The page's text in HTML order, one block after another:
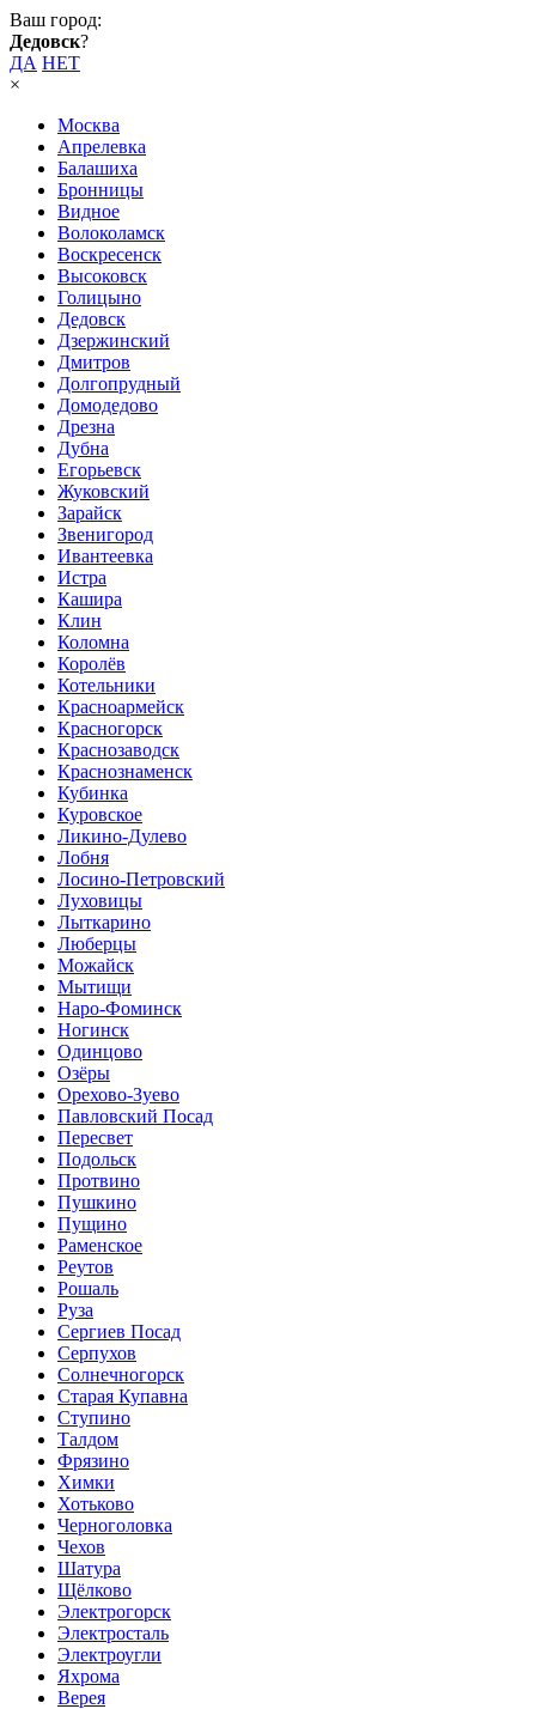
Ваш город:
Дедовск?
ДА НЕТ
×
Москва
Апрелевка
Балашиха
Бронницы
Видное
Волоколамск
Воскресенск
Высоковск
Голицыно
Дедовск
Дзержинский
Дмитров
Долгопрудный
Домодедово
Дрезна
Дубна
Егорьевск
Жуковский
Зарайск
Звенигород
Ивантеевка
Истра
Кашира
Клин
Коломна
Королёв
Котельники
Красноармейск
Красногорск
Краснозаводск
Краснознаменск
Кубинка
Куровское
Ликино-Дулево
Лобня
Лосино-Петровский
Луховицы
Лыткарино
Люберцы
Можайск
Мытищи
Наро-Фоминск
Ногинск
Одинцово
Озёры
Орехово-Зуево
Павловский Посад
Пересвет
Подольск
Протвино
Пушкино
Пущино
Раменское
Реутов
Рошаль
Руза
Сергиев Посад
Серпухов
Солнечногорск
Старая Купавна
Ступино
Талдом
Фрязино
Химки
Хотьково
Черноголовка
Чехов
Шатура
Щёлково
Электрогорск
Электросталь
Электроугли
Яхрома
Верея